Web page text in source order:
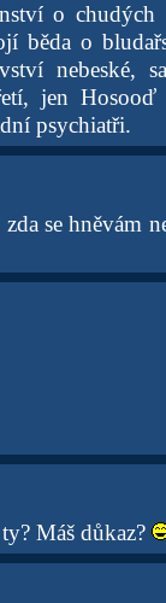
o
běda o
nebeské,
jen Hosooď
psychiatři.
se hněvám
Máš důkaz?